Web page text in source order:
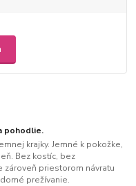
pohodlie.
krajky. Jemné k pokožke,
Bez kostíc, bez
zároveň priestorom návratu
prežívanie.